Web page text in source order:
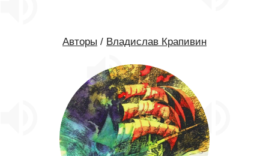
Авторы / Владислав Крапивин